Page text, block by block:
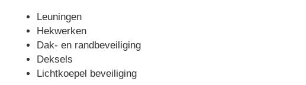
Leuningen
Hekwerken
Dak- en randbeveiliging
Deksels
Lichtkoepel beveiliging